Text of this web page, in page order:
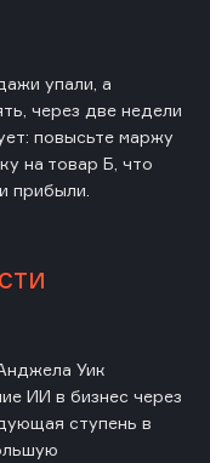
упали, а
через две недели
повысьте маржу
на товар Б, что
прибыли.
Уик
ИИ в бизнес через
ступень в